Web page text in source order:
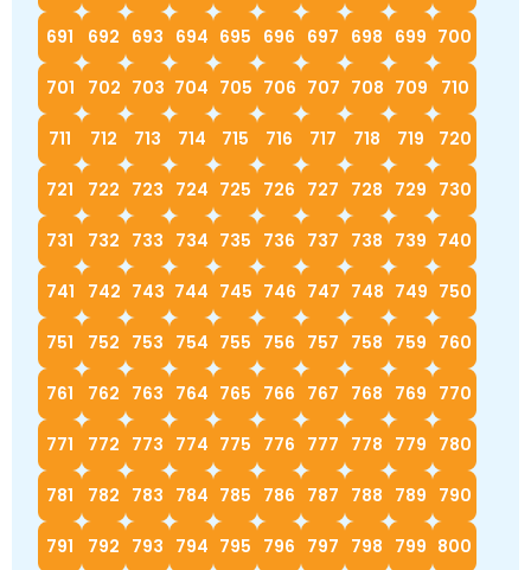
691 692 693 694 695 696 697 698 699 700
701 702 703 704 705 706 707 708 709 710
711 712 713 714 715 716 717 718 719 720
721 722 723 724 725 726 727 728 729 730
731 732 733 734 735 736 737 738 739 740
741 742 743 744 745 746 747 748 749 750
751 752 753 754 755 756 757 758 759 760
761 762 763 764 765 766 767 768 769 770
771 772 773 774 775 776 777 778 779 780
781 782 783 784 785 786 787 788 789 790
791 792 793 794 795 796 797 798 799 800